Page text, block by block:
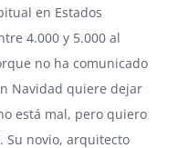
en Estados
4.000 y 5.000 al
no ha comunicado
Navidad quiere dejar
está mal, pero quiero
Su novio, arquitecto